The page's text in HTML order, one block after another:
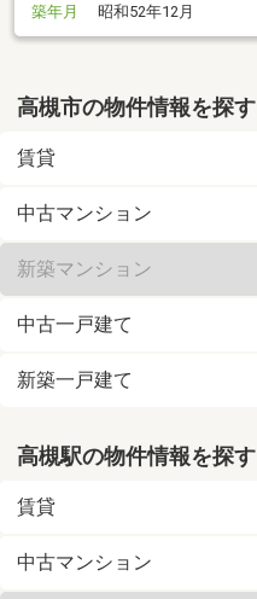
築年月
昭和52年12月
高槻市の物件情報を探す
賃貸
中古マンション
新築マンション
中古一戸建て
新築一戸建て
高槻駅の物件情報を探す
賃貸
中古マンション